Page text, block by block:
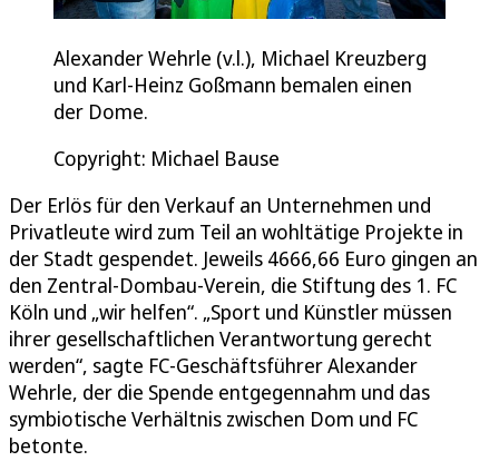
Alexander Wehrle (v.l.), Michael Kreuzberg
und Karl-Heinz Goßmann bemalen einen
der Dome.
Copyright: Michael Bause
Der Erlös für den Verkauf an Unternehmen und
Privatleute wird zum Teil an wohltätige Projekte in
der Stadt gespendet. Jeweils 4666,66 Euro gingen an
den Zentral-Dombau-Verein, die Stiftung des 1. FC
Köln und „wir helfen“. „Sport und Künstler müssen
ihrer gesellschaftlichen Verantwortung gerecht
werden“, sagte FC-Geschäftsführer Alexander
Wehrle, der die Spende entgegennahm und das
symbiotische Verhältnis zwischen Dom und FC
betonte.